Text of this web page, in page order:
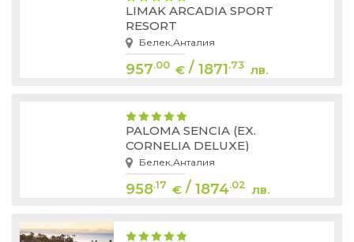
LIMAK ARCADIA SPORT
RESORT
Белек,Анталия
957.00 € /1871.73 лв.
PALOMA SENCIA (EX.
CORNELIA DELUXE)
Белек,Анталия
958.17 € /1874.02 лв.